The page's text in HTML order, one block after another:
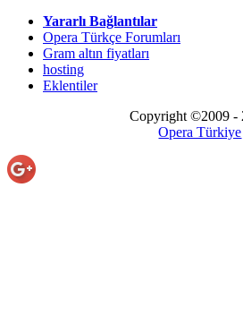
Yararlı Bağlantılar
Opera Türkçe Forumları
Gram altın fiyatları
hosting
Eklentiler
Copyright ©2009 -
Opera Türkiye